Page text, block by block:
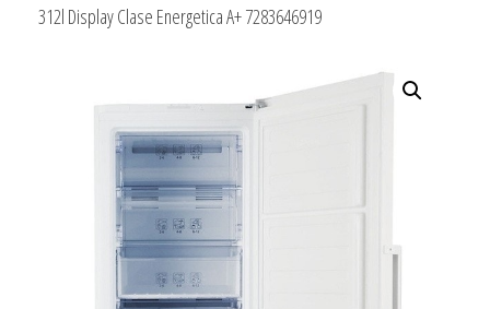
312l Display Clase Energetica A+ 7283646919